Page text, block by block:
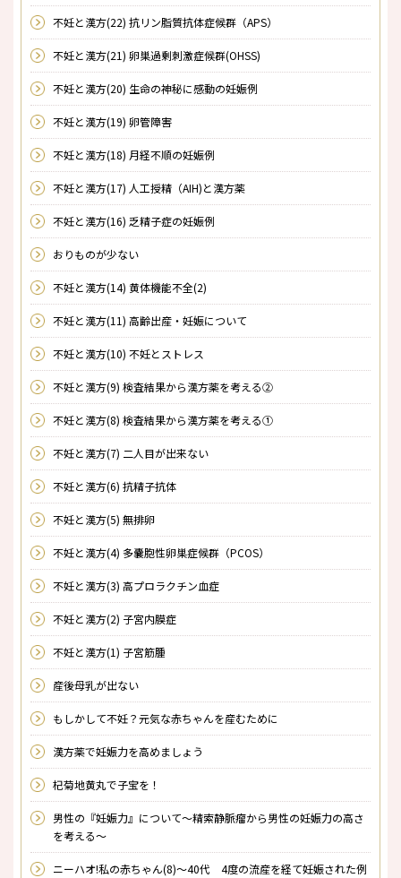
不妊と漢方(22) 抗リン脂質抗体症候群（APS）
不妊と漢方(21) 卵巣過剰刺激症候群(OHSS)
不妊と漢方(20) 生命の神秘に感動の妊娠例
不妊と漢方(19) 卵管障害
不妊と漢方(18) 月経不順の妊娠例
不妊と漢方(17) 人工授精（AIH)と漢方薬
不妊と漢方(16) 乏精子症の妊娠例
おりものが少ない
不妊と漢方(14) 黄体機能不全(2)
不妊と漢方(11) 高齢出産・妊娠について
不妊と漢方(10) 不妊とストレス
不妊と漢方(9) 検査結果から漢方薬を考える②
不妊と漢方(8) 検査結果から漢方薬を考える①
不妊と漢方(7) 二人目が出来ない
不妊と漢方(6) 抗精子抗体
不妊と漢方(5) 無排卵
不妊と漢方(4) 多嚢胞性卵巣症候群（PCOS）
不妊と漢方(3) 高プロラクチン血症
不妊と漢方(2) 子宮内膜症
不妊と漢方(1) 子宮筋腫
産後母乳が出ない
もしかして不妊？元気な赤ちゃんを産むために
漢方薬で妊娠力を高めましょう
杞菊地黄丸で子宝を！
男性の『妊娠力』について～精索静脈瘤から男性の妊娠力の高さ
を考える～
ニーハオ!私の赤ちゃん(8)～40代 4度の流産を経て妊娠された例